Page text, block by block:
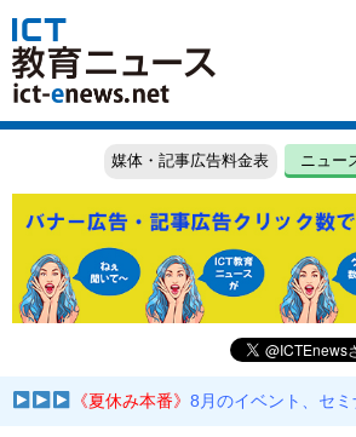
媒体・記事広告料金表 ニュー
《夏休み本番》8月のイベント、セミ